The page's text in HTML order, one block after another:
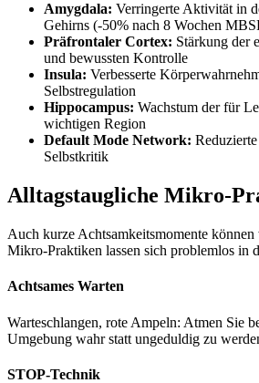
Amygdala: Verringerte Aktivität in
Gehirns (-50% nach 8 Wochen
Präfrontaler Cortex: Stärkung der
und bewussten Kontrolle
Insula: Verbesserte
Selbstregulation
Hippocampus: Wachstum der für
wichtigen Region
Default Mode Network:
Selbstkritik
Alltagstaugliche Mikro-
Auch kurze Achtsamkeitsmomente
Mikro-Praktiken lassen sich problemlos in
Achtsames Warten
Warteschlangen, rote Ampeln: Atmen Sie
Umgebung wahr statt ungeduldig zu
STOP-Technik